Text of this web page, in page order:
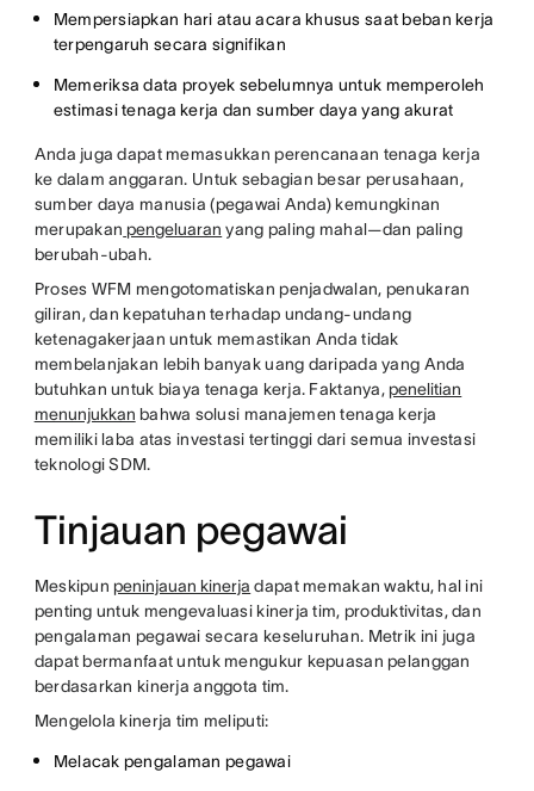
Mempersiapkan hari atau acara khusus saat beban kerja
terpengaruh secara signifikan
Memeriksa data proyek sebelumnya untuk memperoleh
estimasi tenaga kerja dan sumber daya yang akurat
Anda juga dapat memasukkan perencanaan tenaga kerja
ke dalam anggaran. Untuk sebagian besar perusahaan,
sumber daya manusia (pegawai Anda) kemungkinan
merupakan pengeluaran yang paling mahal—dan paling
berubah-ubah.
Proses WFM mengotomatiskan penjadwalan, penukaran
giliran, dan kepatuhan terhadap undang-undang
ketenagakerjaan untuk memastikan Anda tidak
membelanjakan lebih banyak uang daripada yang Anda
butuhkan untuk biaya tenaga kerja. Faktanya, penelitian
menunjukkan bahwa solusi manajemen tenaga kerja
memiliki laba atas investasi tertinggi dari semua investasi
teknologi SDM.
Tinjauan pegawai
Meskipun peninjauan kinerja dapat memakan waktu, hal ini
penting untuk mengevaluasi kinerja tim, produktivitas, dan
pengalaman pegawai secara keseluruhan. Metrik ini juga
dapat bermanfaat untuk mengukur kepuasan pelanggan
berdasarkan kinerja anggota tim.
Mengelola kinerja tim meliputi:
Melacak pengalaman pegawai